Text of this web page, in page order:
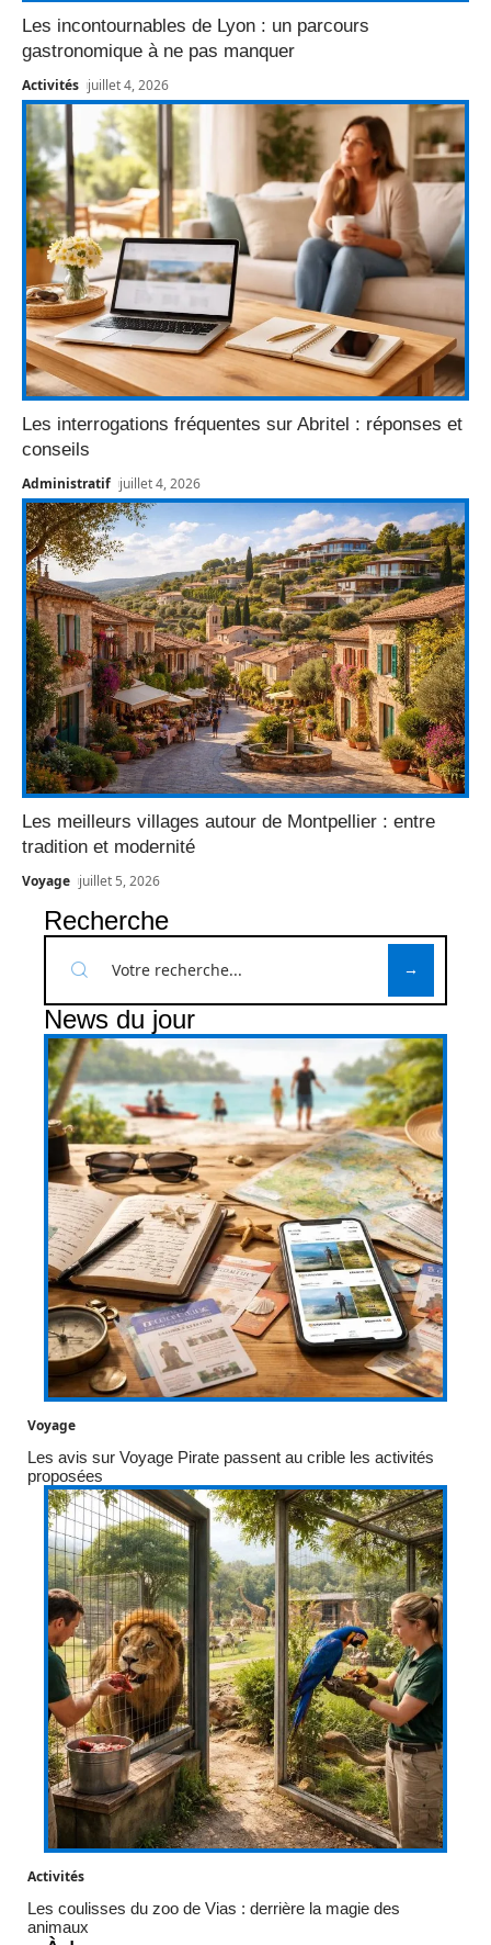
Les incontournables de Lyon : un parcours
gastronomique à ne pas manquer
Activités juillet 4, 2026
Les interrogations fréquentes sur Abritel : réponses et
conseils
Administratif juillet 4, 2026
Les meilleurs villages autour de Montpellier : entre
tradition et modernité
Voyage juillet 5, 2026
Recherche
News du jour
Voyage
Les avis sur Voyage Pirate passent au crible les activités
proposées
Activités
Les coulisses du zoo de Vias : derrière la magie des
animaux